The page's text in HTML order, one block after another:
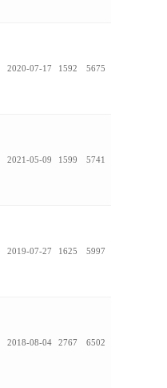
2020-07-17 1592 5675
2021-05-09 1599 5741
2019-07-27 1625 5997
2018-08-04 2767 6502